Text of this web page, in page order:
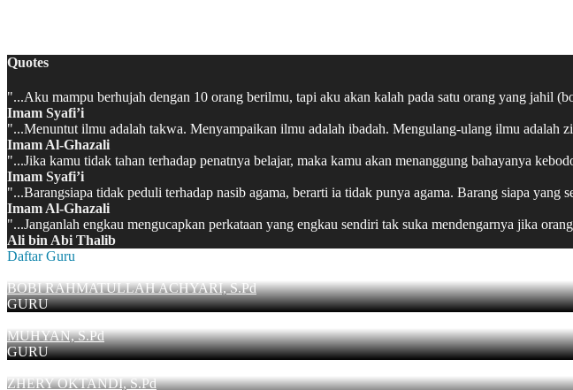
Quotes
"...Aku mampu berhujah dengan 10 orang berilmu, tapi aku akan kalah pada satu orang yang jahil
Imam Syafi’i
"...Menuntut ilmu adalah takwa. Menyampaikan ilmu adalah ibadah. Mengulang-ulang ilmu adalah
Imam Al-Ghazali
"...Jika kamu tidak tahan terhadap penatnya belajar, maka kamu akan menanggung bahayanya
Imam Syafi’i
"...Barangsiapa tidak peduli terhadap nasib agama, berarti ia tidak punya agama. Barang siapa
Imam Al-Ghazali
"...Janganlah engkau mengucapkan perkataan yang engkau sendiri tak suka mendengarnya jika
Ali bin Abi Thalib
Daftar Guru
BOBI RAHMATULLAH ACHYARI, S.Pd
GURU
MUHYAN, S.Pd
GURU
ZHERY OKTANDI, S.Pd